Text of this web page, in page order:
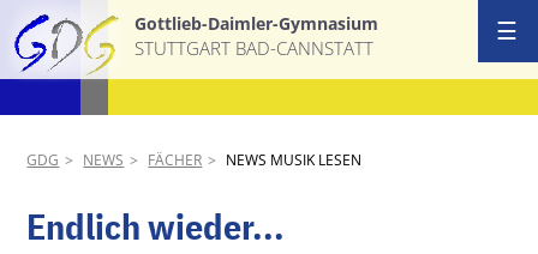
Gottlieb-Daimler-Gymnasium
STUTTGART BAD-CANNSTATT
GDG NEWS FÄCHER NEWS MUSIK LESEN
Endlich wieder...
☰